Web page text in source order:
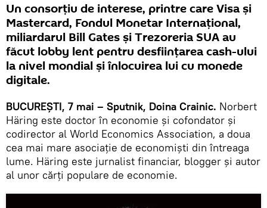
Un consorțiu de interese, printre care Visa și
Mastercard, Fondul Monetar Internațional,
miliardarul Bill Gates și Trezoreria SUA au
făcut lobby lent pentru desfiinţarea cash-ului
la nivel mondial și înlocuirea lui cu monede
digitale.
BUCUREŞTI, 7 mai – Sputnik, Doina Crainic. Norbert
Häring este doctor în economie și cofondator și
codirector al World Economics Association, a doua
cea mai mare asociație de economiști din întreaga
lume. Häring este jurnalist financiar, blogger și autor
al unor cărți populare de economie.